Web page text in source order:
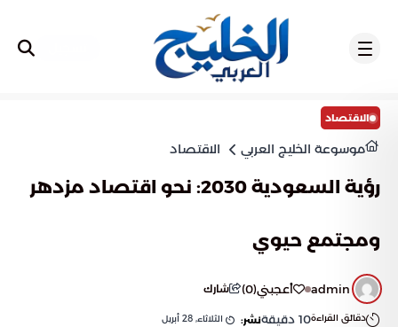
الاقتصاد
موسوعة الخليج العربي الاقتصاد
رؤية السعودية 2030: نحو اقتصاد مزدهر
ومجتمع حيوي
admin أعجبني(
0
) شارك
دقائق القراءة10 دقيقةنشر: الثلاثاء, 28 أبريل